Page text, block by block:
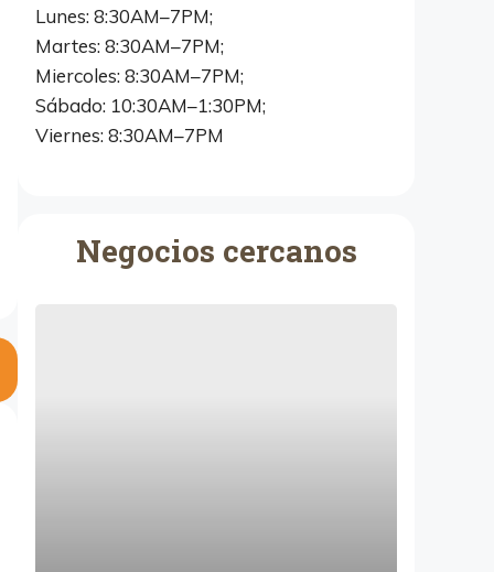
Lunes: 8:30AM–7PM;
Martes: 8:30AM–7PM;
Miercoles: 8:30AM–7PM;
Sábado: 10:30AM–1:30PM;
Viernes: 8:30AM–7PM
Negocios cercanos